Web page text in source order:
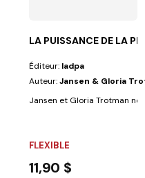
LA PUISSANCE DE LA
Éditeur: Iadpa
Auteur:Jansen & Gloria
Jansen et Gloria Trotman
FLEXIBLE
11,90 $